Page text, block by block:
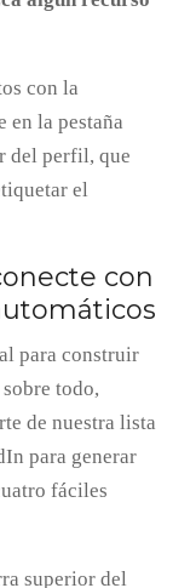
con la
en la pestaña
del perfil, que
el
con
para construir
todo,
de nuestra lista
para generar
fáciles
superior del